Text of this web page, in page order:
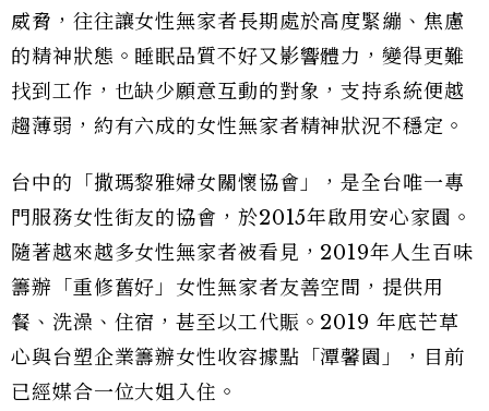
威脅，往往讓女性無家者長期處於高度緊繃、焦慮
的精神狀態。睡眠品質不好又影響體力，變得更難
找到工作，也缺少願意互動的對象，支持系統便越
趨薄弱，約有六成的女性無家者精神狀況不穩定。
台中的「撒瑪黎雅婦女關懷協會」，是全台唯一專
門服務女性街友的協會，於2015年啟用安心家園。
隨著越來越多女性無家者被看見，2019年人生百味
籌辦「重修舊好」女性無家者友善空間，提供用
餐、洗澡、住宿，甚至以工代賑。2019 年底芒草
心與台塑企業籌辦女性收容據點「潭馨園」，目前
已經媒合一位大姐入住。